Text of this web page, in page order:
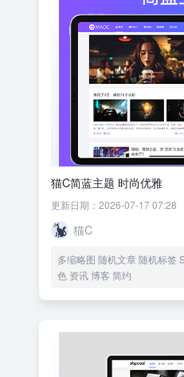
猫C简蓝主题 时尚优雅
更新日期：2026-07-17 07:28
猫C
多缩略图 随机文章 随机标签
色 资讯 博客 简约